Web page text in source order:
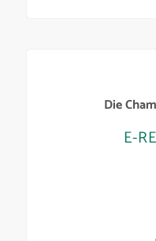
Die
E-